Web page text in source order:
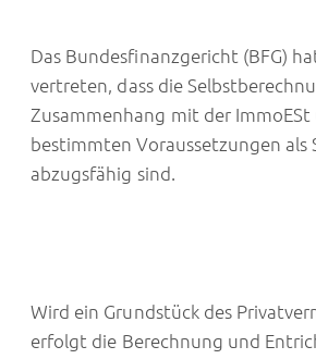
Das Bundesfinanzgericht (BFG)
vertreten, dass die
Zusammenhang mit der
bestimmten Voraussetzungen als
abzugsfähig sind.
Wird ein Grundstück des
erfolgt die Berechnung und